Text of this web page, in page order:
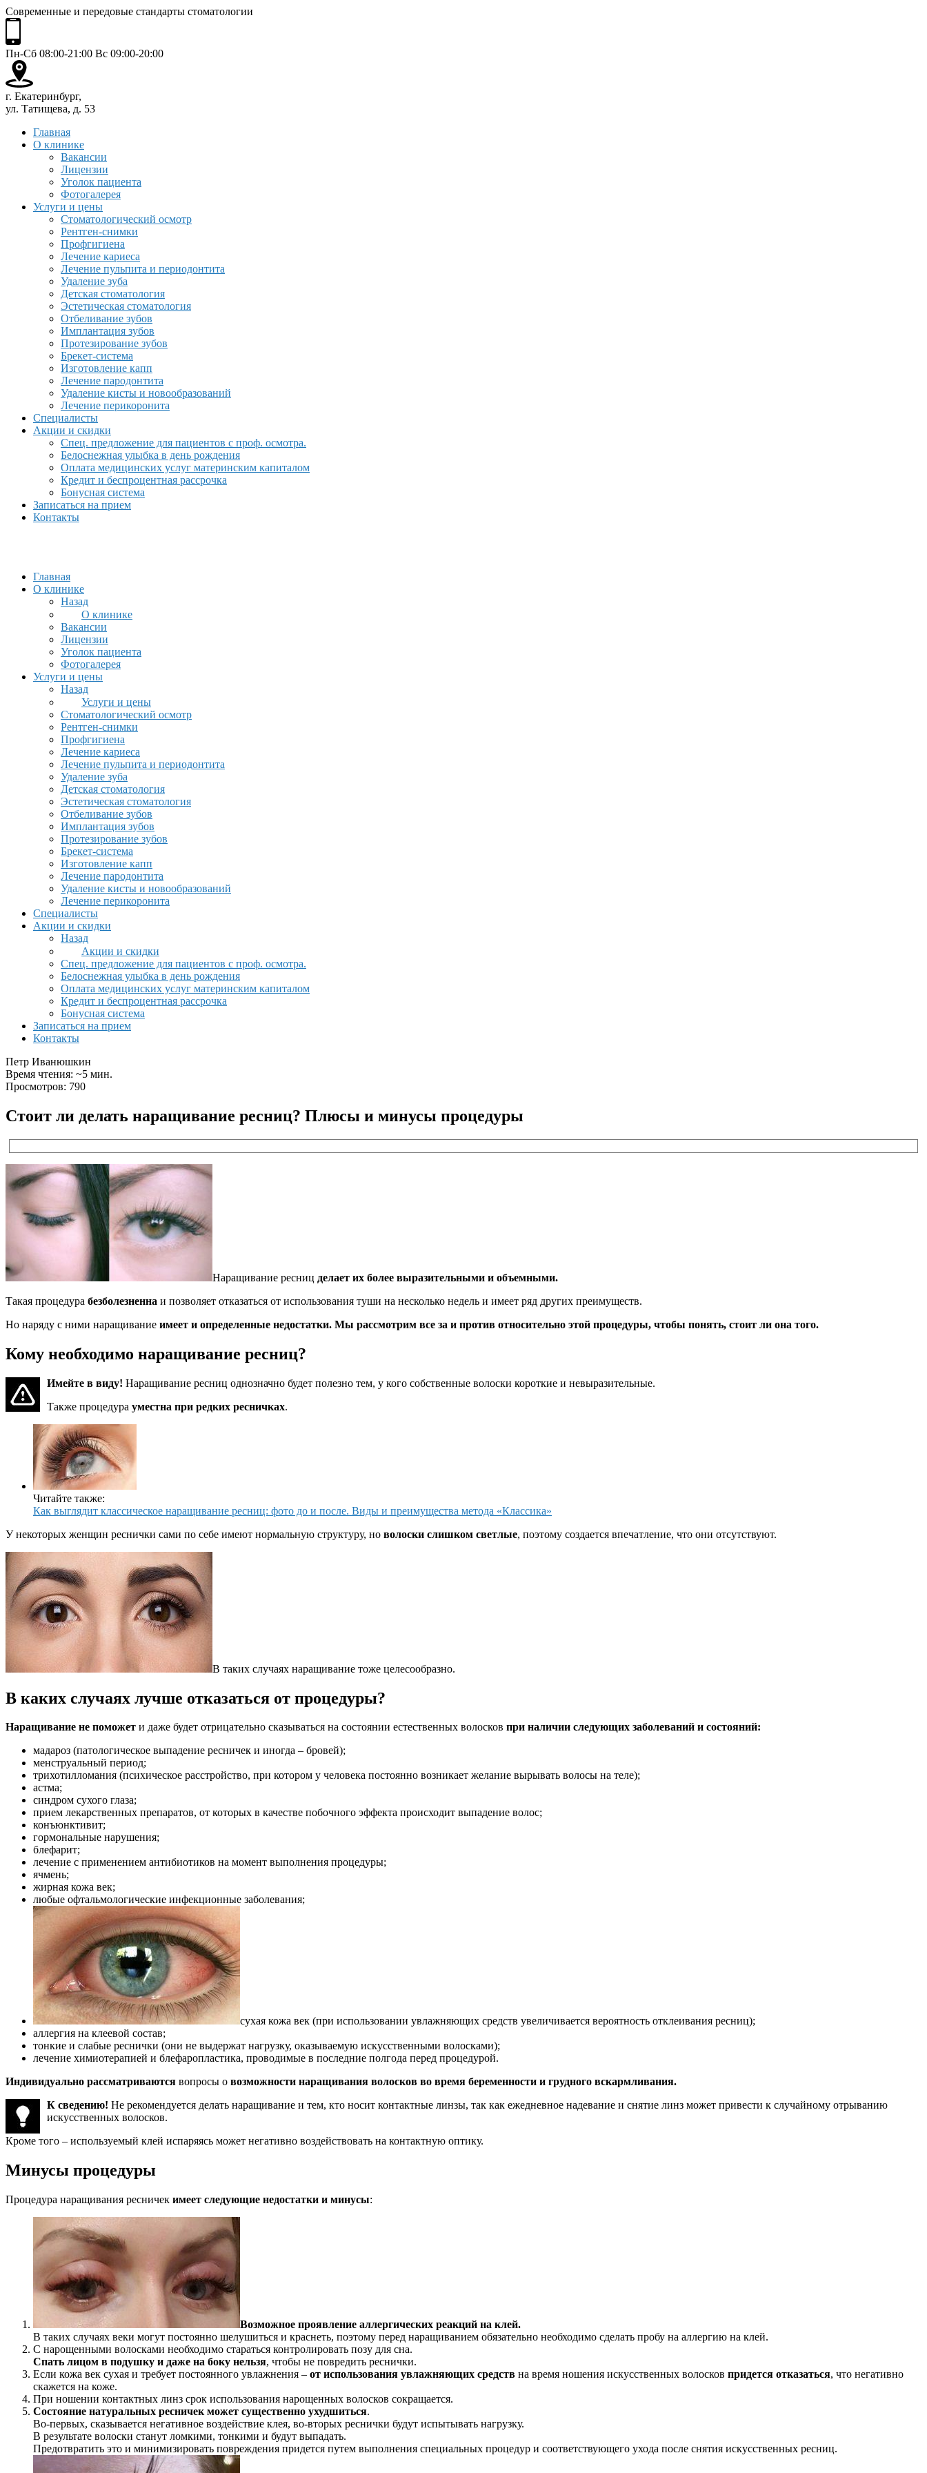
Современные и передовые стандарты стоматологии
Пн-Сб 08:00-21:00 Вс 09:00-20:00
г. Екатеринбург,
ул. Татищева, д. 53
Главная
О клинике
Вакансии
Лицензии
Уголок пациента
Фотогалерея
Услуги и цены
Стоматологический осмотр
Рентген-снимки
Профгигиена
Лечение кариеса
Лечение пульпита и периодонтита
Удаление зуба
Детская стоматология
Эстетическая стоматология
Отбеливание зубов
Имплантация зубов
Протезирование зубов
Брекет-система
Изготовление капп
Лечение пародонтита
Удаление кисты и новообразований
Лечение перикоронита
Специалисты
Акции и скидки
Спец. предложение для пациентов с проф. осмотра.
Белоснежная улыбка в день рождения
Оплата медицинских услуг материнским капиталом
Кредит и беспроцентная рассрочка
Бонусная система
Записаться на прием
Контакты
Главная
О клинике
Назад
О клинике
Вакансии
Лицензии
Уголок пациента
Фотогалерея
Услуги и цены
Назад
Услуги и цены
Стоматологический осмотр
Рентген-снимки
Профгигиена
Лечение кариеса
Лечение пульпита и периодонтита
Удаление зуба
Детская стоматология
Эстетическая стоматология
Отбеливание зубов
Имплантация зубов
Протезирование зубов
Брекет-система
Изготовление капп
Лечение пародонтита
Удаление кисты и новообразований
Лечение перикоронита
Специалисты
Акции и скидки
Назад
Акции и скидки
Спец. предложение для пациентов с проф. осмотра.
Белоснежная улыбка в день рождения
Оплата медицинских услуг материнским капиталом
Кредит и беспроцентная рассрочка
Бонусная система
Записаться на прием
Контакты
Петр Иванюшкин
Время чтения: ~5 мин.
Просмотров: 790
Стоит ли делать наращивание ресниц? Плюсы и минусы процедуры
Наращивание ресниц делает их более выразительными и объемными.
Такая процедура безболезненна и позволяет отказаться от использования туши на несколько недель и имеет ряд других преимуществ.
Но наряду с ними наращивание имеет и определенные недостатки. Мы рассмотрим все за и против относительно этой процедуры, чтобы понять, стоит ли она того.
Кому необходимо наращивание ресниц?
Имейте в виду! Наращивание ресниц однозначно будет полезно тем, у кого собственные волоски короткие и невыразительные.
Также процедура уместна при редких ресничках.
Читайте также:
Как выглядит классическое наращивание ресниц: фото до и после. Виды и преимущества метода «Классика»
У некоторых женщин реснички сами по себе имеют нормальную структуру, но волоски слишком светлые, поэтому создается впечатление, что они отсутствуют.
В таких случаях наращивание тоже целесообразно.
В каких случаях лучше отказаться от процедуры?
Наращивание не поможет и даже будет отрицательно сказываться на состоянии естественных волосков при наличии следующих заболеваний и состояний:
мадароз (патологическое выпадение ресничек и иногда – бровей);
менструальный период;
трихотилломания (психическое расстройство, при котором у человека постоянно возникает желание вырывать волосы на теле);
астма;
синдром сухого глаза;
прием лекарственных препаратов, от которых в качестве побочного эффекта происходит выпадение волос;
конъюнктивит;
гормональные нарушения;
блефарит;
лечение с применением антибиотиков на момент выполнения процедуры;
ячмень;
жирная кожа век;
любые офтальмологические инфекционные заболевания;
сухая кожа век (при использовании увлажняющих средств увеличивается вероятность отклеивания ресниц);
аллергия на клеевой состав;
тонкие и слабые реснички (они не выдержат нагрузку, оказываемую искусственными волосками);
лечение химиотерапией и блефаропластика, проводимые в последние полгода перед процедурой.
Индивидуально рассматриваются вопросы о возможности наращивания волосков во время беременности и грудного вскармливания.
К сведению! Не рекомендуется делать наращивание и тем, кто носит контактные линзы, так как ежедневное надевание и снятие линз может привести к случайному отрыванию
искусственных волосков.
Кроме того – используемый клей испаряясь может негативно воздействовать на контактную оптику.
Минусы процедуры
Процедура наращивания ресничек имеет следующие недостатки и минусы:
Возможное проявление аллергических реакций на клей.
В таких случаях веки могут постоянно шелушиться и краснеть, поэтому перед наращиванием обязательно необходимо сделать пробу на аллергию на клей.
С нарощенными волосками необходимо стараться контролировать позу для сна.
Спать лицом в подушку и даже на боку нельзя, чтобы не повредить реснички.
Если кожа век сухая и требует постоянного увлажнения – от использования увлажняющих средств на время ношения искусственных волосков придется отказаться, что негативно
скажется на коже.
При ношении контактных линз срок использования нарощенных волосков сокращается.
Состояние натуральных ресничек может существенно ухудшиться.
Во-первых, сказывается негативное воздействие клея, во-вторых реснички будут испытывать нагрузку.
В результате волоски станут ломкими, тонкими и будут выпадать.
Предотвратить это и минимизировать повреждения придется путем выполнения специальных процедур и соответствующего ухода после снятия искусственных ресниц.